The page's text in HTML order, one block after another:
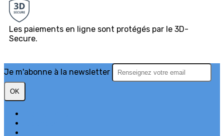
Les paiements en ligne sont protégés par le 3D-
Secure.
Je m'abonne à la newsletter
OK